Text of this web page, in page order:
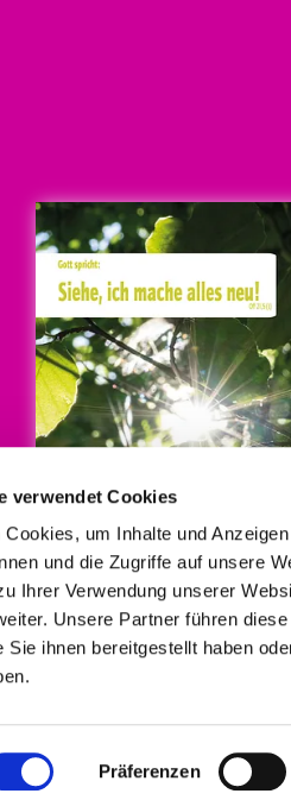
verwendet Cookies
Cookies, um Inhalte und
und die Zugriffe auf unsere
Ihrer Verwendung unserer
Unsere Partner führen
Sie ihnen bereitgestellt haben
Präferenzen